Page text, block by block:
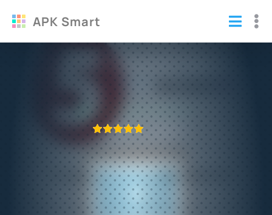
APK Smart
Онлайн ТВ взломанная версия
Программы
ПРИЛОЖЕНИЕ ПРОВЕРЕНО
481